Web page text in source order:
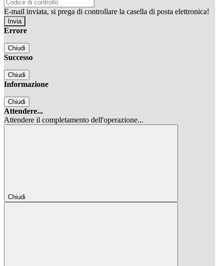
E-mail inviata, si prega di controllare la casella di posta elettronica!
Errore
Chiudi
Successo
Chiudi
Informazione
Chiudi
Attendere...
Attendere il completamento dell'operazione...
Chiudi